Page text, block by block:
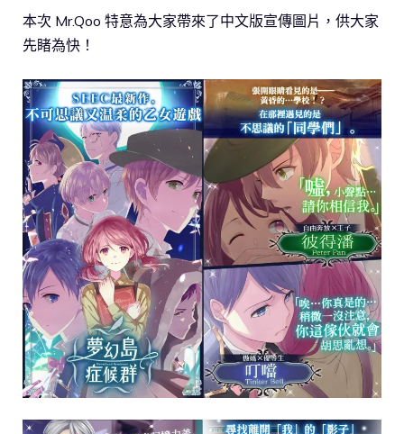
本次 Mr.Qoo 特意為大家帶來了中文版宣傳圖片，供大家
先睹為快！